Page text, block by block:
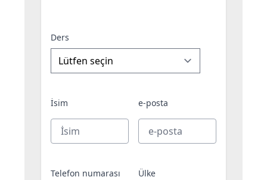
Ders
İsim e-posta
Telefon numarası Ülke